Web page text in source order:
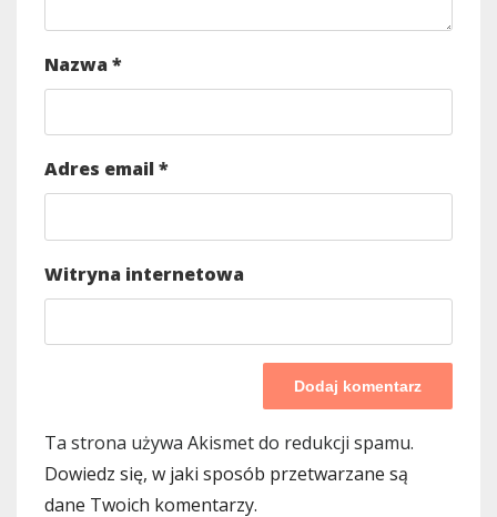
Nazwa *
Adres email *
Witryna internetowa
Ta strona używa Akismet do redukcji spamu.
Dowiedz się, w jaki sposób przetwarzane są
dane Twoich komentarzy.